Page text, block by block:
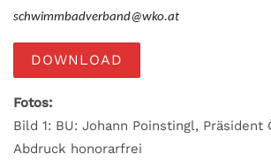
schwimmbadverband@wko.at
DOWNLOAD
Fotos:
Bild 1: BU: Johann Poinstingl, Präsident
Abdruck honorarfrei